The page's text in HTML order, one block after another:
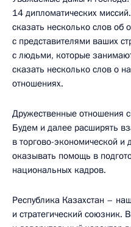
14 дипломатических
сказать несколько слов об
с представителями ваших
с людьми, которые
сказать несколько слов о
отношениях.
Дружественные отношения
Будем и далее расширять
в торгово-экономической и
оказывать помощь в
национальных кадров.
Республика Казахстан –
и стратегический союзник.